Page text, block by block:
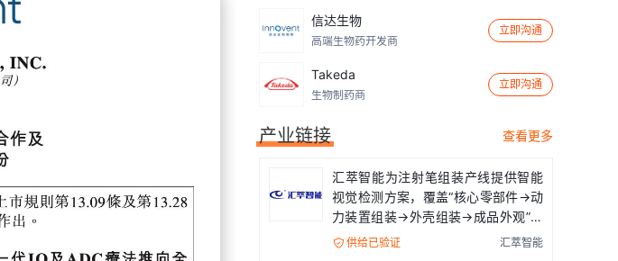
信达生物
高端生物药开发商
立即沟通
Takeda
生物制药商
立即沟通
产业链接 查看更多
汇萃智能为注射笔组装产线提供智能
视觉检测方案，覆盖“核心零部件→动
力装置组装→外壳组装→成品外观”全
流程
 供给已验证
汇萃智能